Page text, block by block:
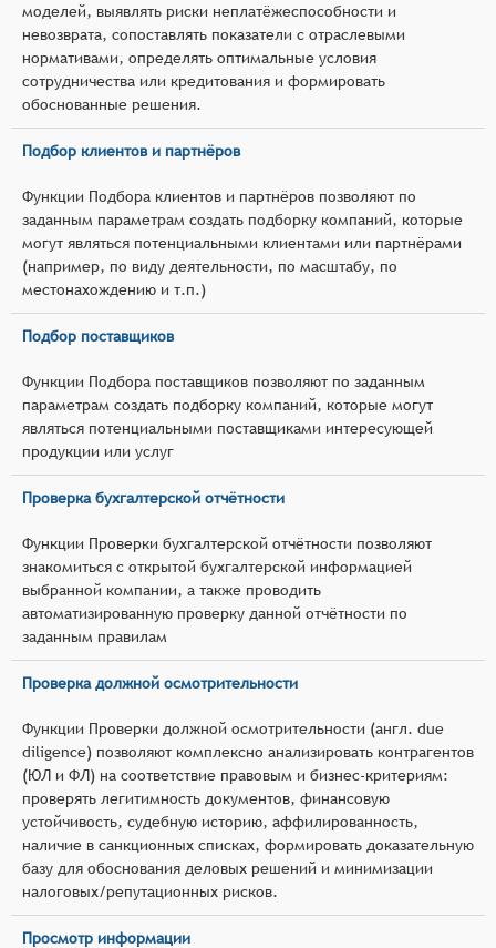
моделей, выявлять риски неплатёжеспособности и
невозврата, сопоставлять показатели с отраслевыми
нормативами, определять оптимальные условия
сотрудничества или кредитования и формировать
обоснованные решения.
Подбор клиентов и партнёров
Функции Подбора клиентов и партнёров позволяют по
заданным параметрам создать подборку компаний, которые
могут являться потенциальными клиентами или партнёрами
(например, по виду деятельности, по масштабу, по
местонахождению и т.п.)
Подбор поставщиков
Функции Подбора поставщиков позволяют по заданным
параметрам создать подборку компаний, которые могут
являться потенциальными поставщиками интересующей
продукции или услуг
Проверка бухгалтерской отчётности
Функции Проверки бухгалтерской отчётности позволяют
знакомиться с открытой бухгалтерской информацией
выбранной компании, а также проводить
автоматизированную проверку данной отчётности по
заданным правилам
Проверка должной осмотрительности
Функции Проверки должной осмотрительности (англ. due
diligence) позволяют комплексно анализировать контрагентов
(ЮЛ и ФЛ) на соответствие правовым и бизнес‑критериям:
проверять легитимность документов, финансовую
устойчивость, судебную историю, аффилированность,
наличие в санкционных списках, формировать доказательную
базу для обоснования деловых решений и минимизации
налоговых/репутационных рисков.
Просмотр информации